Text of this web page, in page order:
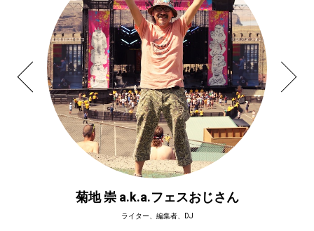
菊地 崇 a.k.a.フェスおじさん
ライター、編集者、DJ